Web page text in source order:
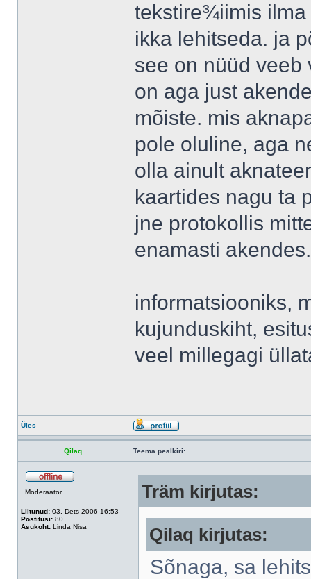
tekstire¾iimis ilma
ikka lehitseda. ja
see on nüüd veeb
on aga just
mõiste. mis
pole oluline, aga
olla ainult
kaartides nagu ta
jne protokollis
enamasti akendes.
informatsiooniks,
kujunduskiht,
veel millegagi
Üles
Qilaq Teema pealkiri:
Moderaator
Liitunud: 03. Dets 2006 16:53
Postitusi: 80
Asukoht: Linda Nisa
Träm kirjutas:
Qilaq kirjutas:
Sõnaga, sa